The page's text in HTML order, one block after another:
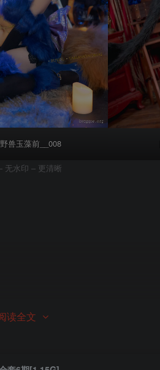
兽玉藻前__008
无水印 – 更清晰
读全文